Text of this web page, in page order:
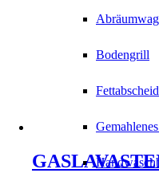
Bodengrill